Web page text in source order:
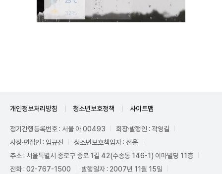
개인정보처리방침 청소년보호정책 사이트맵
정기간행등록번호 : 서울 아 00493
회장·발행인 : 곽영길
사장·편집인 : 임규진
청소년보호책임자 : 전운
주소 : 서울특별시 종로구 종로 1길 42(수송동 146-1) 이마빌딩 11층
전화 : 02-767-1500
발행일자 : 2007년 11월 15일